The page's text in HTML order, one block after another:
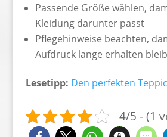
Passende Größe wählen,
Kleidung darunter passt
Pflegehinweise beachten,
Aufdruck lange erhalten
Lesetipp: Den perfekten
4/5 - (1